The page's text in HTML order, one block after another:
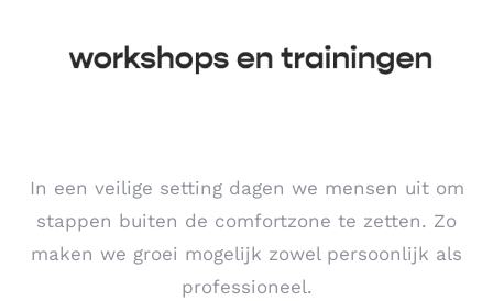
In een veilige setting dagen we mensen uit om
stappen buiten de comfortzone te zetten. Zo
maken we groei mogelijk zowel persoonlijk als
professioneel.